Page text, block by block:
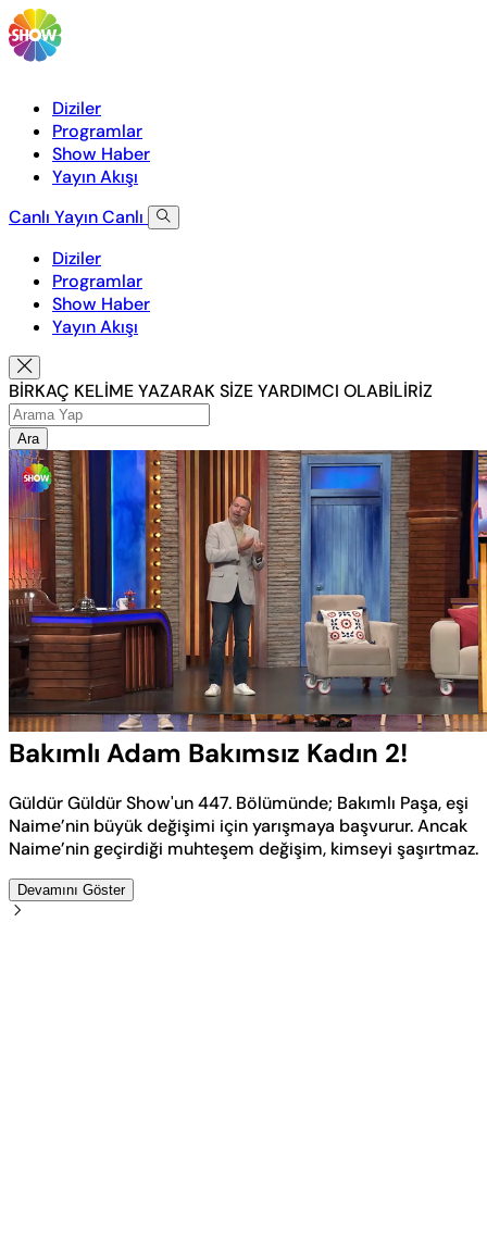
Diziler
Programlar
Show Haber
Yayın Akışı
Canlı YayınCanlı
Diziler
Programlar
Show Haber
Yayın Akışı
BİRKAÇ KELİME YAZARAK SİZE YARDIMCI OLABİLİRİZ
Ara
Sesi
Aç
Yüklendi:
4.54%
Oynatma
Hızı
Bakımlı Adam Bakımsız Kadın 2!
Güldür Güldür Show'un 447. Bölümünde; Bakımlı Paşa, eşi
Naime’nin büyük değişimi için yarışmaya başvurur. Ancak
Naime’nin geçirdiği muhteşem değişim, kimseyi şaşırtmaz.
Devamını Göster